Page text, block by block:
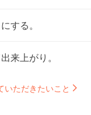
する。
来上がり。
いただきたいこと